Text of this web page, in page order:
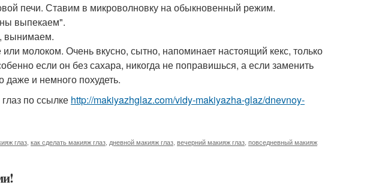
печи. Ставим в микроволновку на обыкновенный режим.
выпекаем".
вынимаем.
молоком. Очень вкусно, сытно, напоминает настоящий кекс, только
если он без сахара, никогда не поправишься, а если заменить
и немного похудеть.
по ссылке http://makiyazhglaz.com/vidy-makiyazha-glaz/dnevnoy-
глаз как сделать макияж глаз дневной макияж глаз вечерний макияж глаз повседневный макияж